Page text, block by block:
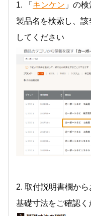
1. 「 キンケン 」の
製品名を検索し、
してください
2. 取付説明書欄から
基礎寸法をご確認く